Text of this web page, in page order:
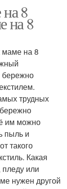
8
на 8
маме на 8
бережно
трудных
им можно
пыль и
такого
Какая
или
нужен другой